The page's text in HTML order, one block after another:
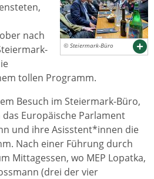
© Steiermark-Büro
nach
tollen Programm.
Besuch im Steiermark-Büro,
Europäische Parlament
und ihre Asisstent*innen die
Nach einer Führung durch
Mittagessen, wo MEP Lopatka,
(drei der vier